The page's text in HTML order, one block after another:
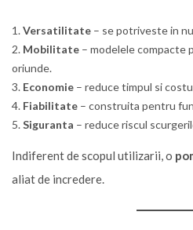
Versatilitate – se potriveste in
Mobilitate – modelele
oriunde.
Economie – reduce timpul si
Fiabilitate – construita pentru
Siguranta – reduce riscul
Indiferent de scopul utilizarii, o
aliat de incredere.